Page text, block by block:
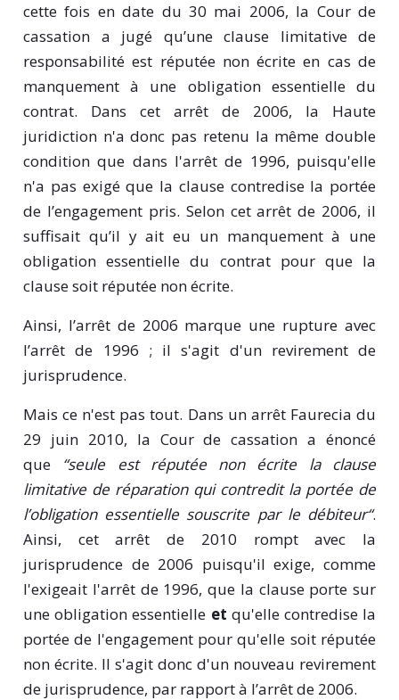
cette fois en date du 30 mai 2006, la Cour de
cassation a jugé qu’une clause limitative de
responsabilité est réputée non écrite en cas de
manquement à une obligation essentielle du
contrat. Dans cet arrêt de 2006, la Haute
juridiction n'a donc pas retenu la même double
condition que dans l'arrêt de 1996, puisqu'elle
n'a pas exigé que la clause contredise la portée
de l’engagement pris. Selon cet arrêt de 2006, il
suffisait qu’il y ait eu un manquement à une
obligation essentielle du contrat pour que la
clause soit réputée non écrite.
Ainsi, l’arrêt de 2006 marque une rupture avec
l’arrêt de 1996 ; il s'agit d'un revirement de
jurisprudence.
Mais ce n'est pas tout. Dans un arrêt Faurecia du
29 juin 2010, la Cour de cassation a énoncé
que “seule est réputée non écrite la clause
limitative de réparation qui contredit la portée de
l’obligation essentielle souscrite par le débiteur“.
Ainsi, cet arrêt de 2010 rompt avec la
jurisprudence de 2006 puisqu'il exige, comme
l'exigeait l'arrêt de 1996, que la clause porte sur
une obligation essentielle et qu'elle contredise la
portée de l'engagement pour qu'elle soit réputée
non écrite. Il s'agit donc d'un nouveau revirement
de jurisprudence, par rapport à l’arrêt de 2006.